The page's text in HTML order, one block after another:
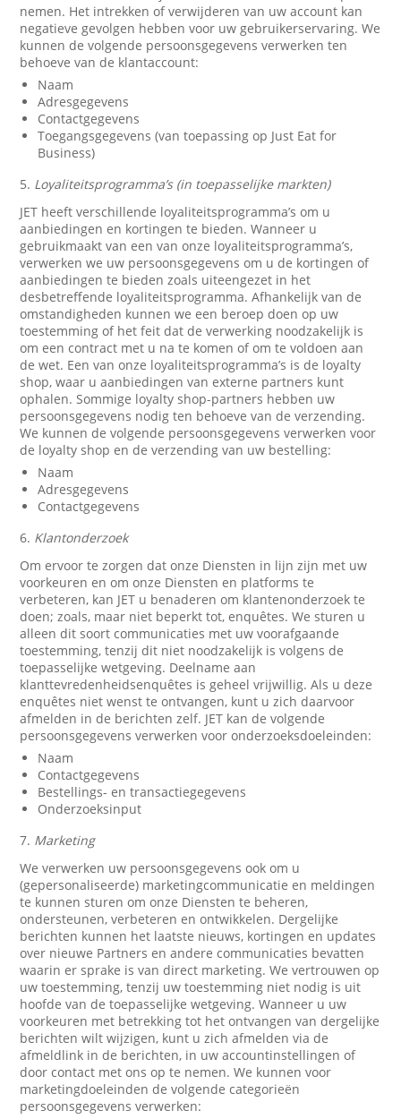
nemen. Het intrekken of verwijderen van uw account kan
negatieve gevolgen hebben voor uw gebruikerservaring. We
kunnen de volgende persoonsgegevens verwerken ten
behoeve van de klantaccount:
Naam
Adresgegevens
Contactgegevens
Toegangsgegevens (van toepassing op Just Eat for
Business)
5. Loyaliteitsprogramma’s (in toepasselijke markten)
JET heeft verschillende loyaliteitsprogramma’s om u
aanbiedingen en kortingen te bieden. Wanneer u
gebruikmaakt van een van onze loyaliteitsprogramma’s,
verwerken we uw persoonsgegevens om u de kortingen of
aanbiedingen te bieden zoals uiteengezet in het
desbetreffende loyaliteitsprogramma. Afhankelijk van de
omstandigheden kunnen we een beroep doen op uw
toestemming of het feit dat de verwerking noodzakelijk is
om een contract met u na te komen of om te voldoen aan
de wet. Een van onze loyaliteitsprogramma’s is de loyalty
shop, waar u aanbiedingen van externe partners kunt
ophalen. Sommige loyalty shop-partners hebben uw
persoonsgegevens nodig ten behoeve van de verzending.
We kunnen de volgende persoonsgegevens verwerken voor
de loyalty shop en de verzending van uw bestelling:
Naam
Adresgegevens
Contactgegevens
6. Klantonderzoek
Om ervoor te zorgen dat onze Diensten in lijn zijn met uw
voorkeuren en om onze Diensten en platforms te
verbeteren, kan JET u benaderen om klantenonderzoek te
doen; zoals, maar niet beperkt tot, enquêtes. We sturen u
alleen dit soort communicaties met uw voorafgaande
toestemming, tenzij dit niet noodzakelijk is volgens de
toepasselijke wetgeving. Deelname aan
klanttevredenheidsenquêtes is geheel vrijwillig. Als u deze
enquêtes niet wenst te ontvangen, kunt u zich daarvoor
afmelden in de berichten zelf. JET kan de volgende
persoonsgegevens verwerken voor onderzoeksdoeleinden:
Naam
Contactgegevens
Bestellings- en transactiegegevens
Onderzoeksinput
7. Marketing
We verwerken uw persoonsgegevens ook om u
(gepersonaliseerde) marketingcommunicatie en meldingen
te kunnen sturen om onze Diensten te beheren,
ondersteunen, verbeteren en ontwikkelen. Dergelijke
berichten kunnen het laatste nieuws, kortingen en updates
over nieuwe Partners en andere communicaties bevatten
waarin er sprake is van direct marketing. We vertrouwen op
uw toestemming, tenzij uw toestemming niet nodig is uit
hoofde van de toepasselijke wetgeving. Wanneer u uw
voorkeuren met betrekking tot het ontvangen van dergelijke
berichten wilt wijzigen, kunt u zich afmelden via de
afmeldlink in de berichten, in uw accountinstellingen of
door contact met ons op te nemen. We kunnen voor
marketingdoeleinden de volgende categorieën
persoonsgegevens verwerken: